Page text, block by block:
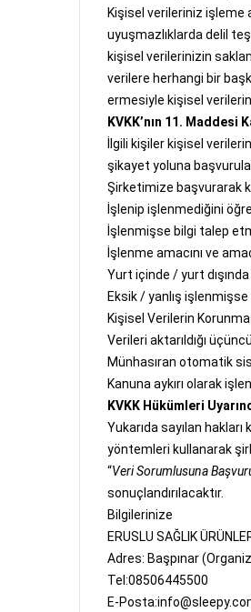
Kişisel verileriniz işleme
uyuşmazlıklarda delil
kişisel verilerinizin
verilere herhangi bir
ermesiyle kişisel
KVKK’nın 11. Maddesi
İlgili kişiler kişisel
şikayet yoluna
Şirketimize başvurarak
İşlenip işlenmediğini
İşlenmişse bilgi talep
İşlenme amacını ve
Yurt içinde / yurt
Eksik / yanlış
Kişisel Verilerin
Verileri aktarıldığı
Münhasıran otomatik
Kanuna aykırı olarak
KVKK Hükümleri
Yukarıda sayılan
yöntemleri kullanarak
“Veri Sorumlusuna
sonuçlandırılacaktır.
Bilgilerinize
ERUSLU SAĞLIK
Adres: Başpınar
Tel:08506445500
E-